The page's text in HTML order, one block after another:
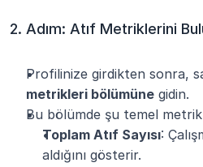
2. Adım: Atıf Metriklerini
Profilinize girdikten sonra,
metrikleri bölümüne gidin.
Bu bölümde şu temel
Toplam Atıf Sayısı:
aldığını gösterir.